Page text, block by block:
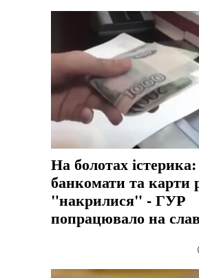
На болотах істерика:
банкомати та карти
"накрилися" - ГУР
попрацювало на